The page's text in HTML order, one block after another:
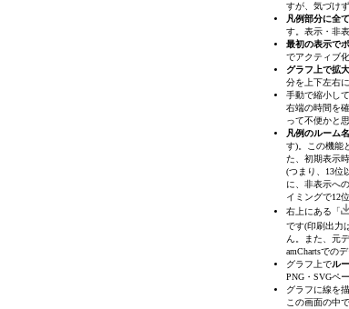
すが、気づけ
凡例部分に全
す。表示・非
最初の表示で
でアクティブ
グラフ上で拡
分を上下左右
手動で縮小して
右端の時間を
って不便かと
凡例のルーム
す)。この機能
た、初期表示
(つまり、13位
に、非表示へ
イミングで12
右上にある「
です(印刷出力
ん。また、元
amChartsでの
グラフ上でル
PNG・SVGペ
グラフに線を
この画面の中